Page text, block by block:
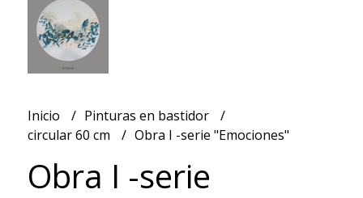
Inicio
Pinturas en bastidor
circular 60 cm
Obra I -serie "Emociones"
Obra I -serie